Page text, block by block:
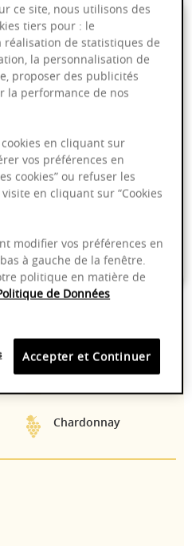
€
86,67 €/ L
au panier
vente
Elevage en fûts
2024 - 2039
Chardonnay
ce site, nous utilisons des
tiers pour : le
de statistiques de
la personnalisation de
proposer des publicités
la performance de nos
en cliquant sur
vos préférences en
cookies” ou refuser les
en cliquant sur “Cookies
modifier vos préférences en
à gauche de la fenêtre.
politique en matière de
de Données
Accepter et Continuer